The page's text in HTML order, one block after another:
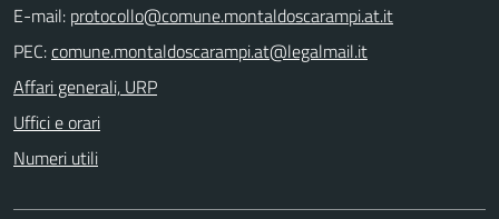
E-mail:
PEC:
Affari generali, URP
Uffici e orari
Numeri utili